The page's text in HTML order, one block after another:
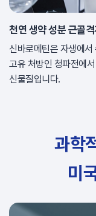
천연 생약 성분 근골
신바로메틴은 자생에서
고유 처방인 청파전에
신물질입니다.
과학
미